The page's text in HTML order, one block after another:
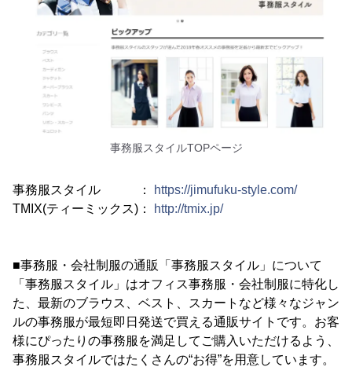
事務服スタイルTOPページ
事務服スタイル ：
https://jimufuku-style.com/
TMIX(ティーミックス)：
http://tmix.jp/
■事務服・会社制服の通販「事務服スタイル」について
「事務服スタイル」はオフィス事務服・会社制服に特化し
た、最新のブラウス、ベスト、スカートなど様々なジャン
ルの事務服が最短即日発送で買える通販サイトです。お客
様にぴったりの事務服を満足してご購入いただけるよう、
事務服スタイルではたくさんの“お得”を用意しています。